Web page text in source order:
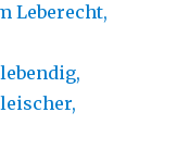
Leberecht,